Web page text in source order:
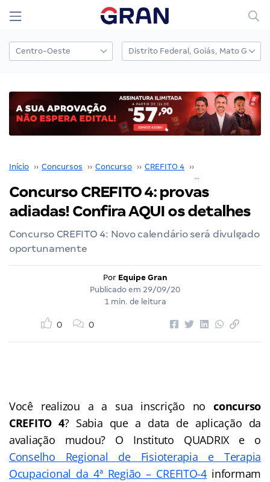
Início ›› Concursos ›› Concurso ›› CREFITO 4 ››
Concurso CREFITO 4: provas
adiadas! Confira AQUI os detalhes
Concurso CREFITO 4: Novo calendário será divulgado
oportunamente
Por Equipe Gran
Publicado em 29/09/20
1 min. de leitura
0 0
Você realizou a a sua inscrição noconcurso
CREFITO 4? Sabia que a data de aplicação da
avaliação mudou? O Instituto QUADRIX e o
Conselho Regional de Fisioterapia e Terapia
Ocupacional da 4ª Região – CREFITO-4informam